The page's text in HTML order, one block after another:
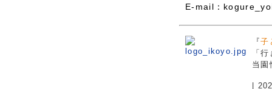
E-mail：
『子
「
当園
|